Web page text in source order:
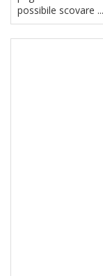
possibile scovare ...